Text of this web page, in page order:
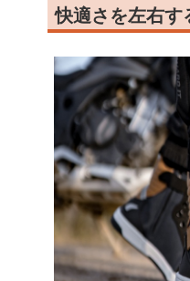
快適さを左右す